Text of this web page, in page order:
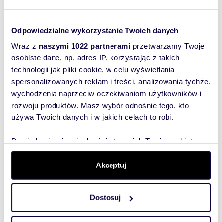
Odpowiedzialne wykorzystanie Twoich danych
Wraz z naszymi 1022 partnerami przetwarzamy Twoje
osobiste dane, np. adres IP, korzystając z takich
technologii jak pliki cookie, w celu wyświetlania
spersonalizowanych reklam i treści, analizowania tychże,
wychodzenia naprzeciw oczekiwaniom użytkowników i
rozwoju produktów. Masz wybór odnośnie tego, kto
używa Twoich danych i w jakich celach to robi.
Dowiedz się więcej odnośnie tego, jak Twoje osobiste
dane są przetwarzane oraz ustaw własne preferencje w
. W Deklaracji plików cookie możesz
zmienić lub wycofać swoją zgodę w dowolnej chwili.
Wykorzystujemy pliki cookie do spersonalizowania treści
i reklam, aby oferować funkcje społecznościowe i
Akceptuj
Dostosuj
Piotrkowskiej w Łodzi
11 070 zł
+ czynsz: 15 zł
lokal użytkowy Łódź, Górna, Piotrkowska
Wyślij
wiadomość
To najlepszy
sposób, aby
właściciel
oferty